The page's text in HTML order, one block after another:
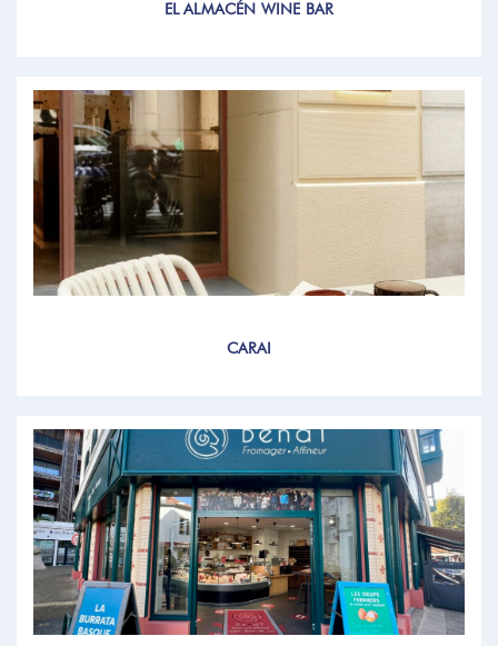
EL ALMACÉN WINE BAR
CARAI